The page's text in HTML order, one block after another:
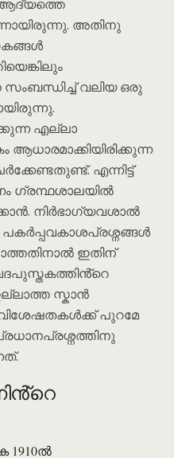
അതിനു
സംബന്ധിച്ച് വലിയ ഒരു
എല്ലാ
എന്നിട്ട്
ഗ്രന്ഥശാലയിൽ
നിർഭാഗ്യവശാൽ
ഇതിന്
സ്കാൻ
പുറമേ
1910ൽ